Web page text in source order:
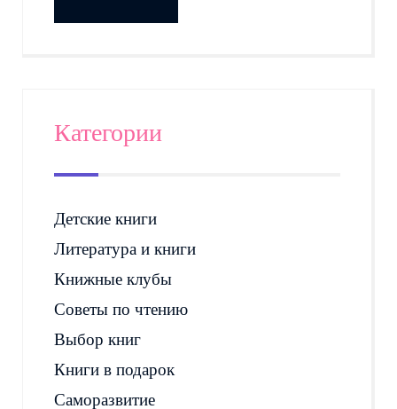
Категории
Детские книги
Литература и книги
Книжные клубы
Советы по чтению
Выбор книг
Книги в подарок
Саморазвитие